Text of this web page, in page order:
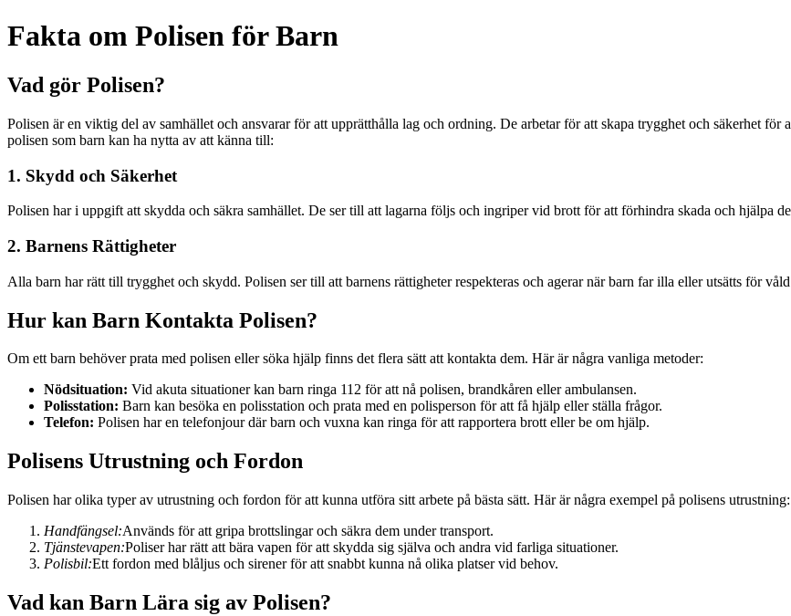
Fakta om Polisen för Barn
Vad gör Polisen?
Polisen är en viktig del av samhället och ansvarar för att upprätthålla lag och ordning. De arbetar för att skapa trygghet och säkerhet
polisen som barn kan ha nytta av att känna till:
1. Skydd och Säkerhet
Polisen har i uppgift att skydda och säkra samhället. De ser till att lagarna följs och ingriper vid brott för att förhindra skada och hjälpa
2. Barnens Rättigheter
Alla barn har rätt till trygghet och skydd. Polisen ser till att barnens rättigheter respekteras och agerar när barn far illa eller utsätts för
Hur kan Barn Kontakta Polisen?
Om ett barn behöver prata med polisen eller söka hjälp finns det flera sätt att kontakta dem. Här är några vanliga metoder:
Nödsituation: Vid akuta situationer kan barn ringa 112 för att nå polisen, brandkåren eller ambulansen.
Polisstation: Barn kan besöka en polisstation och prata med en polisperson för att få hjälp eller ställa frågor.
Telefon: Polisen har en telefonjour där barn och vuxna kan ringa för att rapportera brott eller be om hjälp.
Polisens Utrustning och Fordon
Polisen har olika typer av utrustning och fordon för att kunna utföra sitt arbete på bästa sätt. Här är några exempel på polisens utrustning:
Handfängsel:Används för att gripa brottslingar och säkra dem under transport.
Tjänstevapen:Poliser har rätt att bära vapen för att skydda sig själva och andra vid farliga situationer.
Polisbil:Ett fordon med blåljus och sirener för att snabbt kunna nå olika platser vid behov.
Vad kan Barn Lära sig av Polisen?